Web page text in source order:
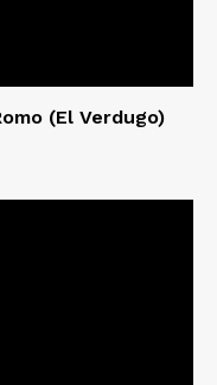
(El Verdugo)